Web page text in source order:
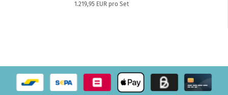
1.219,95 EUR pro Set